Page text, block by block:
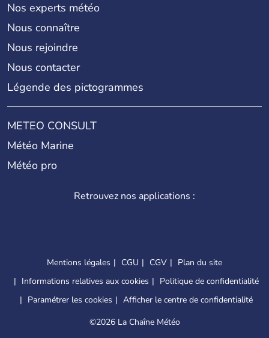
Nos experts météo
Nous connaître
Nous rejoindre
Nous contacter
Légende des pictogrammes
METEO CONSULT
Météo Marine
Météo pro
Retrouvez nos applications :
Mentions légales CGU CGV
Plan du site
Informations relatives aux cookies
Politique de confidentialité
Paramétrer les cookies
Afficher le centre de confidentialité
©2026 La Chaîne Météo